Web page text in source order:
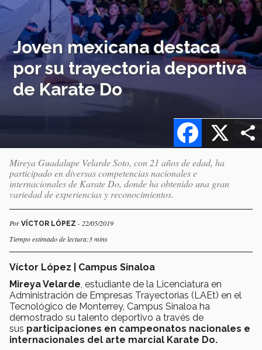
Joven mexicana destaca
por su trayectoria deportiva
de Karate Do
X
Facebook
Mireya Guadalupe Velarde Soto, con 21 años de edad, ha
participado en diversas competencias nacionales e
internacionales de Karate Do, donde ha obtenido una gran
variedad de experiencias y reconocimientos.
Por VÍCTOR LÓPEZ - 22/05/2019
Tiempo estimado de lectura:3 mins
Víctor López | Campus Sinaloa
Mireya Velarde , estudiante de la Licenciatura en
Administración de Empresas Trayectorias (LAEt) en el
Tecnológico de Monterrey, Campus Sinaloa ha
demostrado su talento deportivo a través de
sus participaciones en campeonatos nacionales e
internacionales del arte marcial Karate Do.